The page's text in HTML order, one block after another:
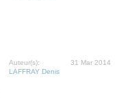
31 Mar 2014
Auteur(s):
LAFFRAY Denis